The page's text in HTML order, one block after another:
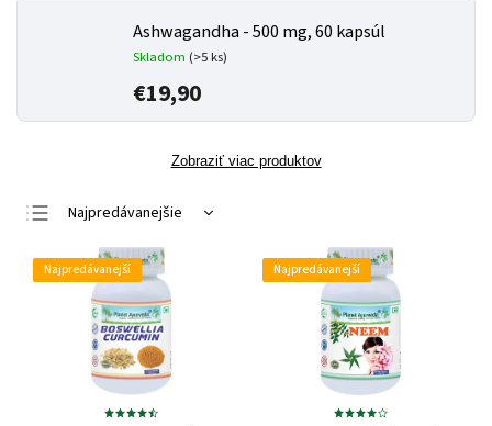
Ashwagandha - 500 mg, 60 kapsúl
Skladom (>5 ks)
€19,90
Zobraziť viac produktov
Najpredávanejšie
Najlacnejšie
Najdrahšie
Abecedne
Najpredávanejší Najpredávanejší